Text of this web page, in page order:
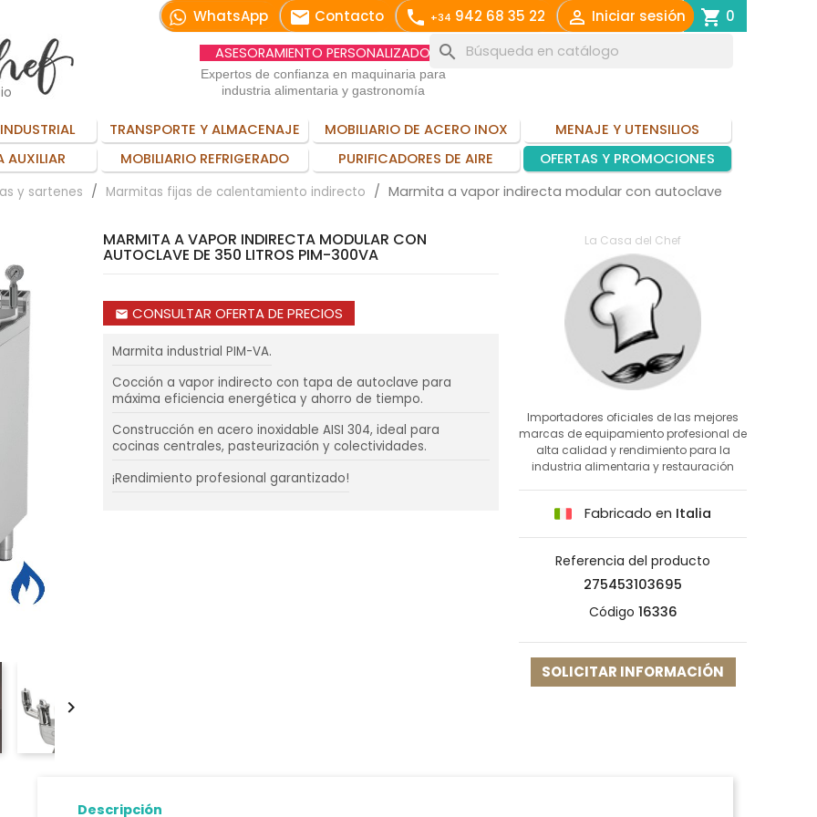
WhatsApp email Contacto call +34 942 68 35 22  Iniciar sesión shopping_cart 0
ASESORAMIENTO PERSONALIZADO
Expertos de confianza en maquinaria para
industria alimentaria y gastronomía
search
TRANSPORTE Y ALMACENAJE MOBILIARIO DE ACERO INOX
MENAJE Y UTENSILIOS
AUXILIAR
MOBILIARIO REFRIGERADO PURIFICADORES DE AIRE OFERTAS Y PROMOCIONES
y sartenes Marmitas fijas de calentamiento indirecto Marmita a vapor indirecta modular con autoclave

MARMITA A VAPOR INDIRECTA MODULAR CON
AUTOCLAVE DE 350 LITROS PIM-300VA
email CONSULTAR OFERTA DE PRECIOS
Marmita industrial PIM-VA.
Cocción a vapor indirecto con tapa de autoclave para
máxima eficiencia energética y ahorro de tiempo.
Construcción en acero inoxidable AISI 304, ideal para
cocinas centrales, pasteurización y colectividades.
¡Rendimiento profesional garantizado!
La Casa del Chef
Importadores oficiales de las mejores
marcas de equipamiento profesional de
alta calidad y rendimiento para la
industria alimentaria y restauración
Fabricado en Italia
Referencia del producto
275453103695
Código 16336
SOLICITAR INFORMACIÓN
Descripción